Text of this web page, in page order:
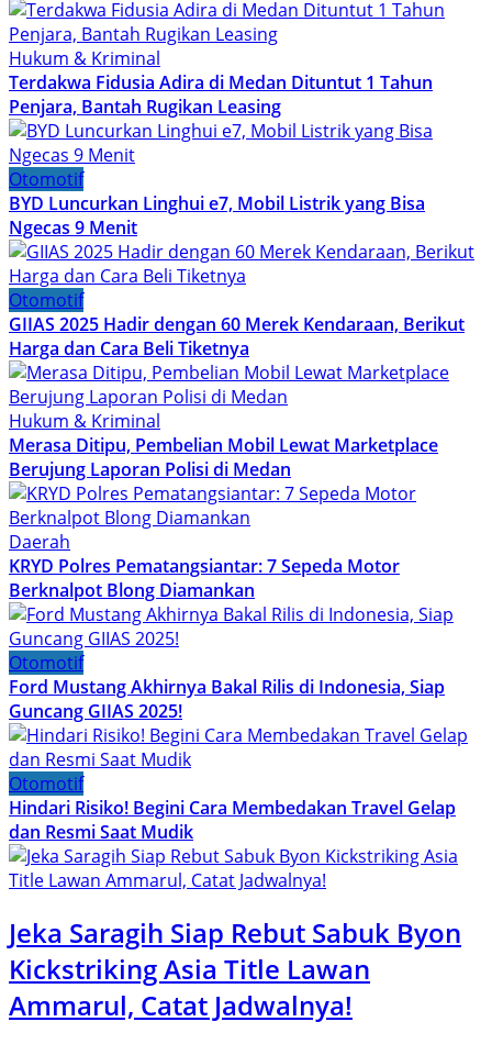
Hukum & Kriminal
Terdakwa Fidusia Adira di Medan Dituntut 1 Tahun
Penjara, Bantah Rugikan Leasing
Otomotif
BYD Luncurkan Linghui e7, Mobil Listrik yang Bisa
Ngecas 9 Menit
Otomotif
GIIAS 2025 Hadir dengan 60 Merek Kendaraan, Berikut
Harga dan Cara Beli Tiketnya
Hukum & Kriminal
Merasa Ditipu, Pembelian Mobil Lewat Marketplace
Berujung Laporan Polisi di Medan
Daerah
KRYD Polres Pematangsiantar: 7 Sepeda Motor
Berknalpot Blong Diamankan
Otomotif
Ford Mustang Akhirnya Bakal Rilis di Indonesia, Siap
Guncang GIIAS 2025!
Otomotif
Hindari Risiko! Begini Cara Membedakan Travel Gelap
dan Resmi Saat Mudik
Jeka Saragih Siap Rebut Sabuk Byon
Kickstriking Asia Title Lawan
Ammarul, Catat Jadwalnya!